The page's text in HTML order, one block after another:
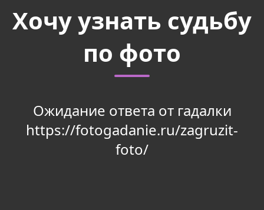
Хочу узнать судьбу
по фото
Ожидание ответа от гадалки
https://fotogadanie.ru/zagruzit-
foto/